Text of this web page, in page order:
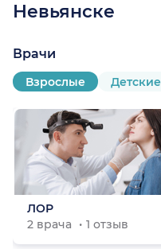
Невьянске
Врачи
Взрослые Детские
ЛОР
2 врача
1 отзыв